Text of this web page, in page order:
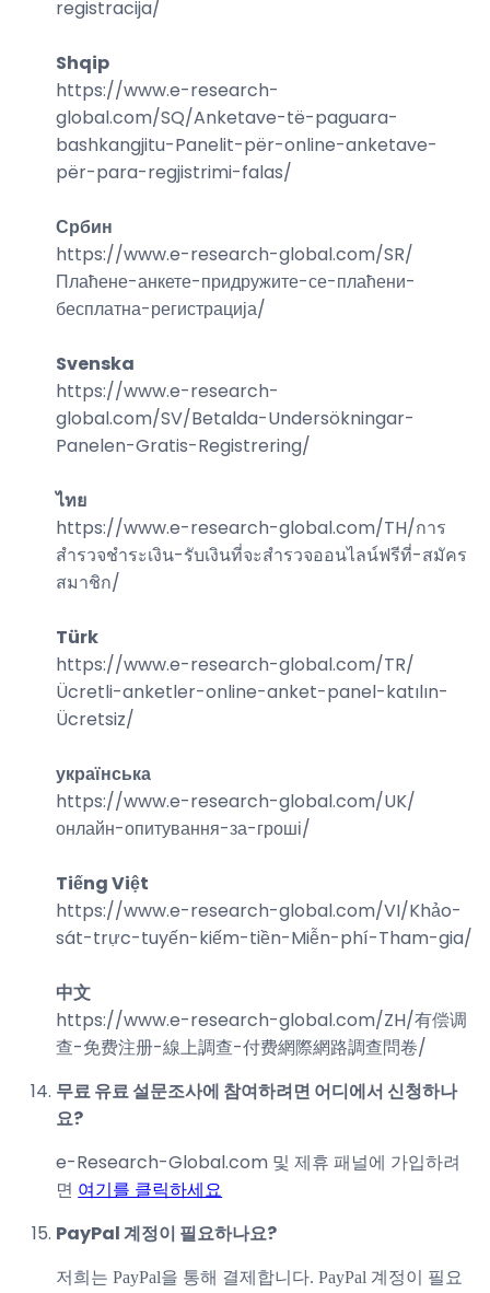
registracija/
Shqip
https://www.e-research-
global.com/SQ/Anketave-të-paguara-
bashkangjitu-Panelit-për-online-anketave-
për-para-regjistrimi-falas/
Србин
https://www.e-research-global.com/SR/
Плаћене-анкете-придружите-се-плаћени-
бесплатна-регистрација/
Svenska
https://www.e-research-
global.com/SV/Betalda-Undersökningar-
Panelen-Gratis-Registrering/
ไทย
https://www.e-research-global.com/TH/การ
สำรวจชำระเงิน-รับเงินที่จะสำรวจออนไลน์ฟรีที่-สมัคร
สมาชิก/
Türk
https://www.e-research-global.com/TR/
Ücretli-anketler-online-anket-panel-katılın-
Ücretsiz/
українська
https://www.e-research-global.com/UK/
онлайн-опитування-за-гроші/
Tiếng Việt
https://www.e-research-global.com/VI/Khảo-
sát-trực-tuyến-kiếm-tiền-Miễn-phí-Tham-gia/
中文
https://www.e-research-global.com/ZH/有偿调
查-免费注册-線上調查-付费網際網路調查問卷/
무료 유료 설문조사에 참여하려면 어디에서 신청하나
요?
e-Research-Global.com 및 제휴 패널에 가입하려
면 여기를 클릭하세요
PayPal 계정이 필요하나요?
저희는 PayPal을 통해 결제합니다. PayPal 계정이 필요